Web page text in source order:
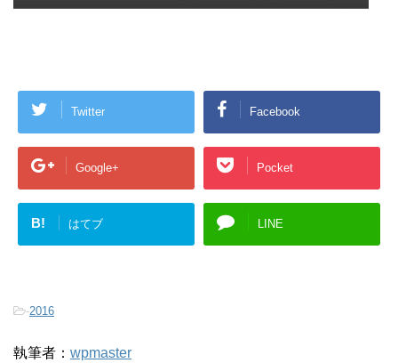
Twitter Facebook
Google+ Pocket
B! はてブ LINE
-2016
執筆者： wpmaster